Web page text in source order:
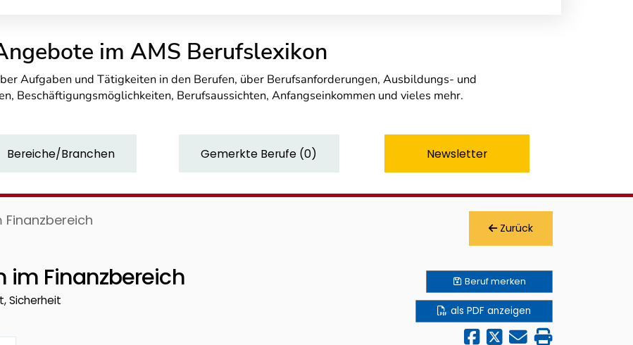
im AMS Berufslexikon
Aufgaben und Tätigkeiten in den Berufen, über Berufsanforderungen, Ausbildungs- und
Beschäftigungsmöglichkeiten, Berufsaussichten, Anfangseinkommen und vieles mehr.
Bereiche/Branchen Gemerkte Berufe (0) Newsletter
Zurück
im Finanzbereich
Sicherheit
Berufmerken
als PDF anzeigen